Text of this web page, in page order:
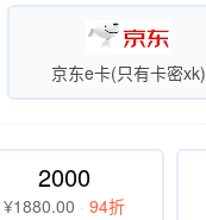
京东e卡(只有卡密xk)
2000
¥1880.00 · 94折